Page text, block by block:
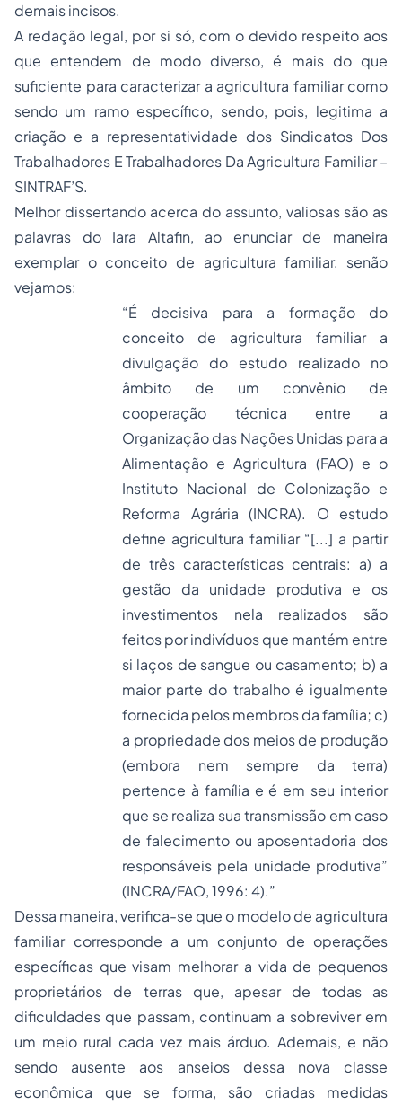
demais incisos.
A redação legal, por si só, com o devido respeito aos
que entendem de modo diverso, é mais do que
suficiente para caracterizar a agricultura familiar como
sendo um ramo específico, sendo, pois, legitima a
criação e a representatividade dos Sindicatos Dos
Trabalhadores E Trabalhadores Da Agricultura Familiar –
SINTRAF’S.
Melhor dissertando acerca do assunto, valiosas são as
palavras do Iara Altafin, ao enunciar de maneira
exemplar o conceito de agricultura familiar, senão
vejamos:
“É decisiva para a formação do
conceito de agricultura familiar a
divulgação do estudo realizado no
âmbito de um convênio de
cooperação técnica entre a
Organização das Nações Unidas para a
Alimentação e Agricultura (FAO) e o
Instituto Nacional de Colonização e
Reforma Agrária (INCRA). O estudo
define agricultura familiar “[...] a partir
de três características centrais: a) a
gestão da unidade produtiva e os
investimentos nela realizados são
feitos por indivíduos que mantém entre
si laços de sangue ou casamento; b) a
maior parte do trabalho é igualmente
fornecida pelos membros da família; c)
a propriedade dos meios de produção
(embora nem sempre da terra)
pertence à família e é em seu interior
que se realiza sua transmissão em caso
de falecimento ou aposentadoria dos
responsáveis pela unidade produtiva”
(INCRA/FAO, 1996: 4).”
Dessa maneira, verifica-se que o modelo de agricultura
familiar corresponde a um conjunto de operações
específicas que visam melhorar a vida de pequenos
proprietários de terras que, apesar de todas as
dificuldades que passam, continuam a sobreviver em
um meio rural cada vez mais árduo. Ademais, e não
sendo ausente aos anseios dessa nova classe
econômica que se forma, são criadas medidas